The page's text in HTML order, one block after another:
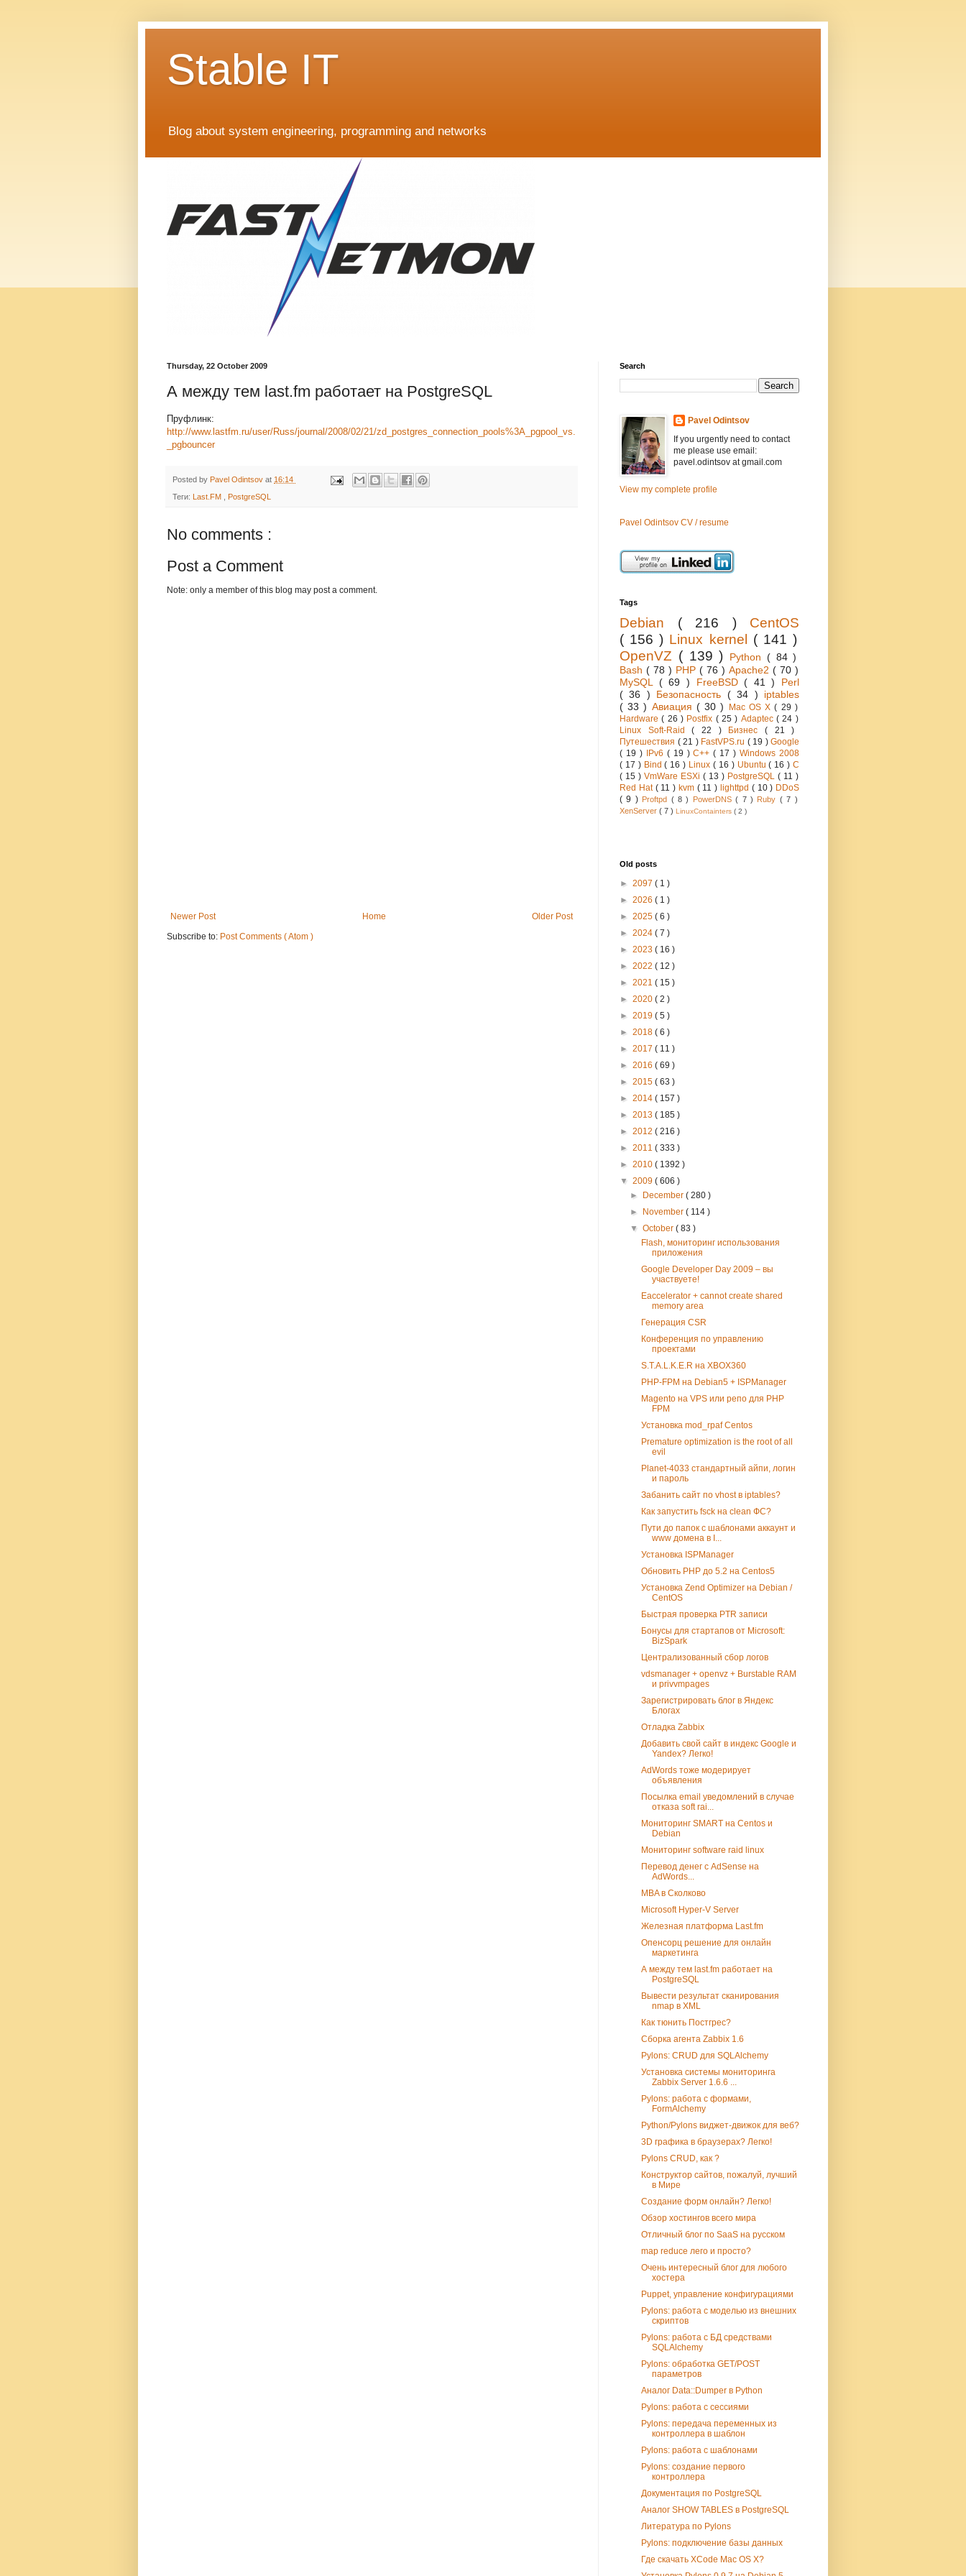
Stable IT
Blog about system engineering, programming and networks
Thursday, 22 October 2009
А между тем last.fm работает на PostgreSQL
Пруфлинк:
http://www.lastfm.ru/user/Russ/journal/2008/02/21/zd_postgres_connection_pools%3A_pgpool_vs.
_pgbouncer
Posted by Pavel Odintsov at 16:14
Теги: Last.FM , PostgreSQL
No comments :
Post a Comment
Note: only a member of this blog may post a comment.
Newer Post Older Post
Home
Subscribe to: Post Comments ( Atom )
Search
Pavel Odintsov
If you urgently need to contact
me please use email:
pavel.odintsov at gmail.com
View my complete profile
Pavel Odintsov CV / resume
Tags
Debian ( 216 ) CentOS
( 156 ) Linux kernel ( 141 )
OpenVZ ( 139 ) Python ( 84 )
Bash ( 78 ) PHP ( 76 ) Apache2 ( 70 )
MySQL ( 69 ) FreeBSD( 41 ) Perl
( 36 ) Безопасность ( 34 ) iptables
( 33 ) Авиация ( 30 ) Mac OS X( 29 )
Hardware( 26 ) Postfix ( 25 ) Adaptec( 24 )
Linux Soft-Raid( 22 ) Бизнес( 21 )
Путешествия ( 21 ) FastVPS.ru ( 19 ) Google
( 19 )
IPv6 ( 19 )C++( 17 )Windows 2008
( 17 ) Bind( 16 ) Linux ( 16 ) Ubuntu( 16 )C
( 15 ) VmWare ESXi ( 13 ) PostgreSQL ( 11 )
Red Hat ( 11 ) kvm ( 11 ) lighttpd ( 10 ) DDoS
( 9 ) Proftpd ( 8 ) PowerDNS( 7 ) Ruby ( 7 )
XenServer ( 7 ) LinuxContainters ( 2 )
Old posts
► 2097 ( 1 )
► 2026 ( 1 )
► 2025 ( 6 )
► 2024 ( 7 )
► 2023 ( 16 )
► 2022 ( 12 )
► 2021 ( 15 )
► 2020 ( 2 )
► 2019 ( 5 )
► 2018 ( 6 )
► 2017 ( 11 )
► 2016 ( 69 )
► 2015 ( 63 )
► 2014 ( 157 )
► 2013 ( 185 )
► 2012 ( 216 )
► 2011 ( 333 )
► 2010 ( 1392 )
▼ 2009 ( 606 )
►
December( 280 )
►
November( 114 )
▼October( 83 )
Flash, мониторинг использования
приложения
Google Developer Day 2009 – вы
участвуете!
Eaccelerator + cannot create shared
memory area
Генерация CSR
Конференция по управлению
проектами
S.T.A.L.K.E.R на XBOX360
PHP-FPM на Debian5 + ISPManager
Magento на VPS или репо для PHP
FPM
Установка mod_rpaf Centos
Premature optimization is the root of all
evil
Planet-4033 стандартный айпи, логин
и пароль
Забанить сайт по vhost в iptables?
Как запустить fsck на clean ФС?
Пути до папок c шаблонами аккаунт и
www домена в I...
Установка ISPManager
Обновить PHP до 5.2 на Centos5
Установка Zend Optimizer на Debian /
CentOS
Быстрая проверка PTR записи
Бонусы для стартапов от Microsoft:
BizSpark
Централизованный сбор логов
vdsmanager + openvz + Burstable RAM
и privvmpages
Зарегистрировать блог в Яндекс
Блогах
Отладка Zabbix
Добавить свой сайт в индекс Google и
Yandex? Легко!
AdWords тоже модерирует
объявления
Посылка email уведомлений в случае
отказа soft rai...
Мониторинг SMART на Centos и
Debian
Мониторинг software raid linux
Перевод денег с AdSense на
AdWords...
MBA в Сколково
Microsoft Hyper-V Server
Железная платформа Last.fm
Опенсорц решение для онлайн
маркетинга
А между тем last.fm работает на
PostgreSQL
Вывести результат сканирования
nmap в XML
Как тюнить Постгрес?
Сборка агента Zabbix 1.6
Pylons: CRUD для SQLAlchemy
Установка системы мониторинга
Zabbix Server 1.6.6 ...
Pylons: работа с формами,
FormAlchemy
Python/Pylons виджет-движок для веб?
3D графика в браузерах? Легко!
Pylons CRUD, как ?
Конструктор сайтов, пожалуй, лучший
в Мире
Создание форм онлайн? Легко!
Обзор хостингов всего мира
Отличный блог по SaaS на русском
map reduce лего и просто?
Очень интересный блог для любого
хостера
Puppet, управление конфигурациями
Pylons: работа с моделью из внешних
скриптов
Pylons: работа с БД средствами
SQLAlchemy
Pylons: обработка GET/POST
параметров
Аналог Data::Dumper в Python
Pylons: работа с сессиями
Pylons: передача переменных из
контроллера в шаблон
Pylons: работа с шаблонами
Pylons: создание первого
контроллера
Документация по PostgreSQL
Аналог SHOW TABLES в PostgreSQL
Литература по Pylons
Pylons: подключение базы данных
Где скачать XCode Mac OS X?